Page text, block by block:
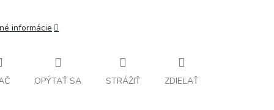
informácie
OPÝTAŤ SA STRÁŽIŤ ZDIEĽAŤ